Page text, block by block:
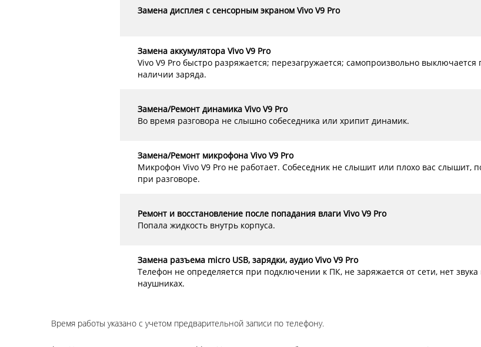
Замена дисплея c сенсорным экраном Vivo V9 Pro
Замена аккумулятора Vivo V9 Pro
Vivo V9 Pro быстро разряжается; перезагружается; самопроизвольно выключается
наличии заряда.
Замена/Ремонт динамика Vivo V9 Pro
Во время разговора не слышно собеседника или хрипит динамик.
Замена/Ремонт микрофона Vivo V9 Pro
Микрофон Vivo V9 Pro не работает. Собеседник не слышит или плохо вас слышит,
при разговоре.
Ремонт и восстановление после попадания влаги Vivo V9 Pro
Попала жидкость внутрь корпуса.
Замена разъема micro USB, зарядки, аудио Vivo V9 Pro
Телефон не определяется при подключении к ПК, не заряжается от сети, нет звука
наушниках.
Время работы указано с учетом предварительной записи по телефону.